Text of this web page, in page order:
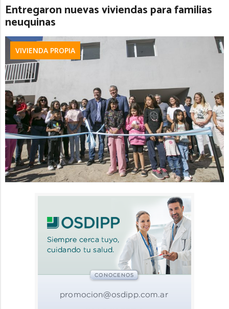
Entregaron nuevas viviendas para familias
neuquinas
VIVIENDA PROPIA